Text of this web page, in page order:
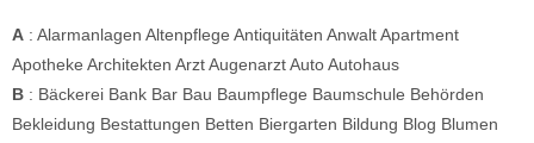
A : Alarmanlagen Altenpflege Antiquitäten AnwaltApartment
Apotheke Architekten ArztAugenarztAutoAutohaus
B : Bäckerei Bank Bar Bau Baumpflege Baumschule Behörden
Bekleidung Bestattungen Betten Biergarten Bildung Blog Blumen